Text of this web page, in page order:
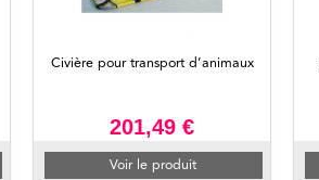
Civière pour transport d’animaux
201,49 €
Voir le produit